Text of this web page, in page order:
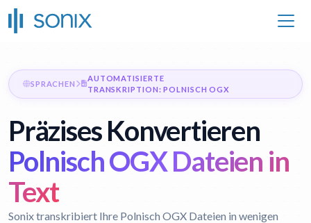
SPRACHEN
AUTOMATISIERTE
TRANSKRIPTION: POLNISCH OGX
Präzises Konvertieren
Polnisch OGX Dateien in
Text
Sonix transkribiert Ihre Polnisch OGX Dateien in wenigen